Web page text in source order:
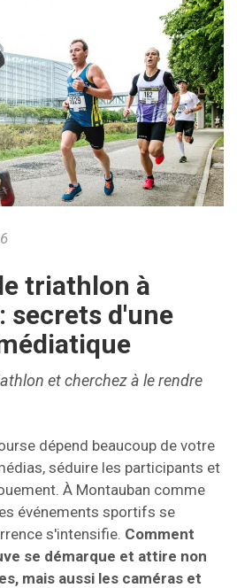
triathlon à
secrets d'une
et cherchez à le rendre
dépend beaucoup de votre
séduire les participants et
À Montauban comme
événements sportifs se
s'intensifie. Comment
se démarque et attire non
mais aussi les caméras et